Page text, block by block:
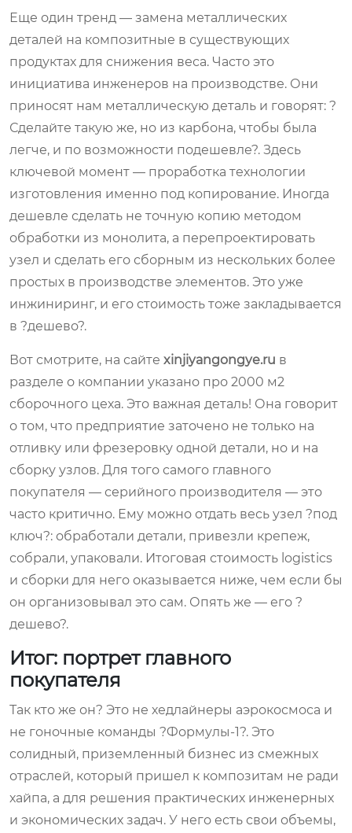
Еще один тренд — замена металлических
деталей на композитные в существующих
продуктах для снижения веса. Часто это
инициатива инженеров на производстве. Они
приносят нам металлическую деталь и говорят: ?
Сделайте такую же, но из карбона, чтобы была
легче, и по возможности подешевле?. Здесь
ключевой момент — проработка технологии
изготовления именно под копирование. Иногда
дешевле сделать не точную копию методом
обработки из монолита, а перепроектировать
узел и сделать его сборным из нескольких более
простых в производстве элементов. Это уже
инжиниринг, и его стоимость тоже закладывается
в ?дешево?.
Вот смотрите, на сайте xinjiyangongye.ru в
разделе о компании указано про 2000 м2
сборочного цеха. Это важная деталь! Она говорит
о том, что предприятие заточено не только на
отливку или фрезеровку одной детали, но и на
сборку узлов. Для того самого главного
покупателя — серийного производителя — это
часто критично. Ему можно отдать весь узел ?под
ключ?: обработали детали, привезли крепеж,
собрали, упаковали. Итоговая стоимость logistics
и сборки для него оказывается ниже, чем если бы
он организовывал это сам. Опять же — его ?
дешево?.
Итог: портрет главного
покупателя
Так кто же он? Это не хедлайнеры аэрокосмоса и
не гоночные команды ?Формулы-1?. Это
солидный, приземленный бизнес из смежных
отраслей, который пришел к композитам не ради
хайпа, а для решения практических инженерных
и экономических задач. У него есть свои объемы,